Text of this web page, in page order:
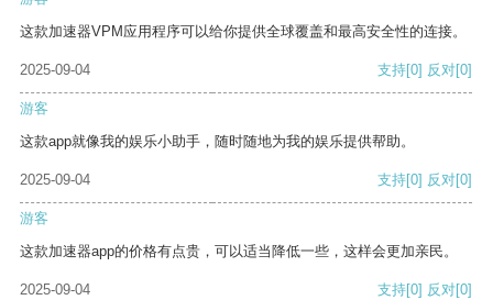
这款加速器VPM应用程序可以给你提供全球覆盖和最高安全性的连接。
2025-09-04 支持[0] 反对[0]
游客
这款app就像我的娱乐小助手，随时随地为我的娱乐提供帮助。
2025-09-04 支持[0] 反对[0]
游客
这款加速器app的价格有点贵，可以适当降低一些，这样会更加亲民。
2025-09-04 支持[0] 反对[0]